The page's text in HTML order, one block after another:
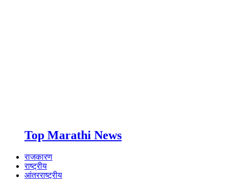
Top Marathi News
राजकारण
राष्ट्रीय
आंतरराष्ट्रीय